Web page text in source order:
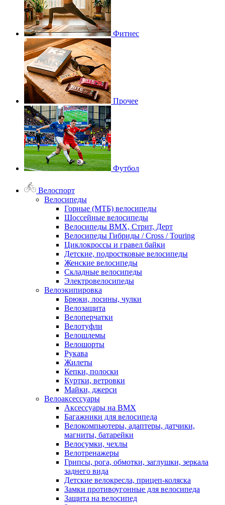
Фитнес
Прочее
Футбол
Велоспорт
Велосипеды
Горные (МТБ) велосипеды
Шоссейные велосипеды
Велосипеды BMX, Стрит, Дерт
Велосипеды Гибриды / Cross / Touring
Циклокроссы и гравел байки
Детские, подростковые велосипеды
Женские велосипеды
Складные велосипеды
Электровелосипеды
Велоэкипировка
Брюки, лосины, чулки
Велозащита
Велоперчатки
Велотуфли
Велошлемы
Велошорты
Рукава
Жилеты
Кепки, полоски
Куртки, ветровки
Майки, джерси
Велоаксессуары
Аксессуары на BMX
Багажники для велосипеда
Велокомпьютеры, адаптеры, датчики,
магниты, батарейки
Велосумки, чехлы
Велотренажеры
Грипсы, рога, обмотки, заглушки, зеркала
заднего вида
Детские велокресла, прицеп-коляска
Замки противоугонные для велосипеда
Защита на велосипед